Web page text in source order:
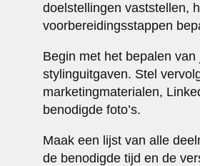
doelstellingen vaststellen,
voorbereidingsstappen
Begin met het bepalen
stylinguitgaven. Stel
marketingmaterialen,
benodigde foto’s.
Maak een lijst van alle
de benodigde tijd en de